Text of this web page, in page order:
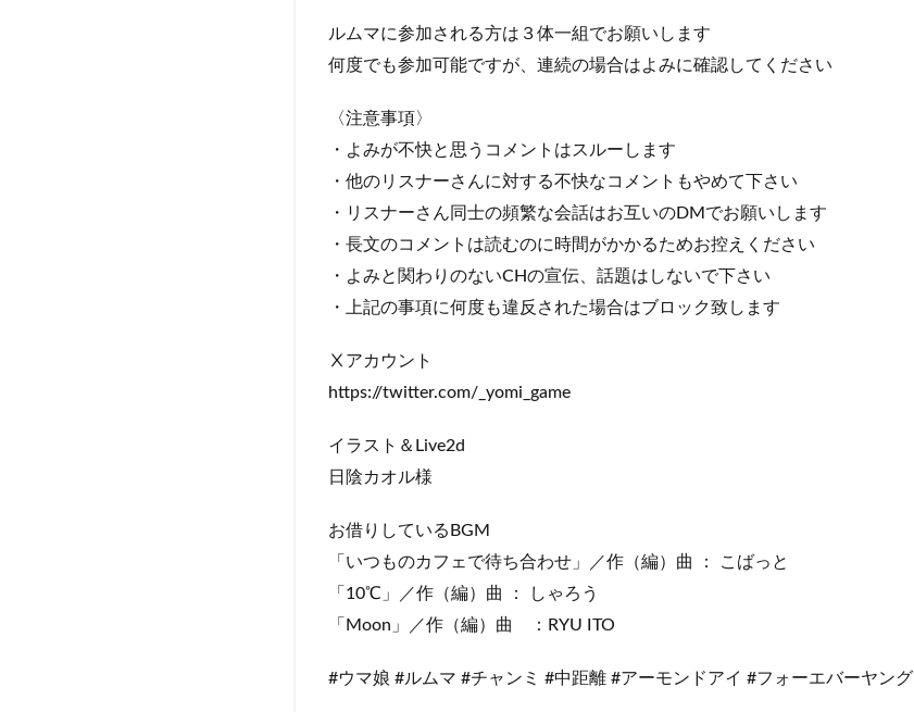
ルムマに参加される方は３体一組でお願いします
何度でも参加可能ですが、連続の場合はよみに確認してください
〈注意事項〉
・よみが不快と思うコメントはスルーします
・他のリスナーさんに対する不快なコメントもやめて下さい
・リスナーさん同士の頻繁な会話はお互いのDMでお願いします
・長文のコメントは読むのに時間がかかるためお控えください
・よみと関わりのないCHの宣伝、話題はしないで下さい
・上記の事項に何度も違反された場合はブロック致します
Ⅹアカウント
https://twitter.com/_yomi_game
イラスト＆Live2d
日陰カオル様
お借りしているBGM
「いつものカフェで待ち合わせ」／作（編）曲 ： こばっと
「10℃」／作（編）曲 ： しゃろう
「Moon」／作（編）曲 ：RYU ITO
#ウマ娘 #ルムマ #チャンミ #中距離 #アーモンドアイ #フォーエバーヤング